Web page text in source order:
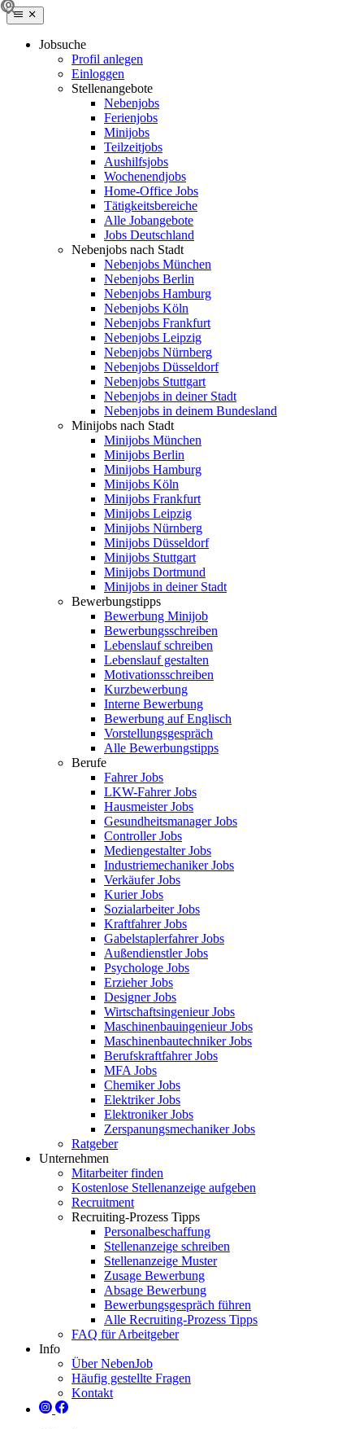
Jobsuche
Profil anlegen
Einloggen
Stellenangebote
Nebenjobs
Ferienjobs
Minijobs
Teilzeitjobs
Aushilfsjobs
Wochenendjobs
Home-Office Jobs
Tätigkeitsbereiche
Alle Jobangebote
Jobs Deutschland
Nebenjobs nach Stadt
Nebenjobs München
Nebenjobs Berlin
Nebenjobs Hamburg
Nebenjobs Köln
Nebenjobs Frankfurt
Nebenjobs Leipzig
Nebenjobs Nürnberg
Nebenjobs Düsseldorf
Nebenjobs Stuttgart
Nebenjobs in deiner Stadt
Nebenjobs in deinem Bundesland
Minijobs nach Stadt
Minijobs München
Minijobs Berlin
Minijobs Hamburg
Minijobs Köln
Minijobs Frankfurt
Minijobs Leipzig
Minijobs Nürnberg
Minijobs Düsseldorf
Minijobs Stuttgart
Minijobs Dortmund
Minijobs in deiner Stadt
Bewerbungstipps
Bewerbung Minijob
Bewerbungsschreiben
Lebenslauf schreiben
Lebenslauf gestalten
Motivationsschreiben
Kurzbewerbung
Interne Bewerbung
Bewerbung auf Englisch
Vorstellungsgespräch
Alle Bewerbungstipps
Berufe
Fahrer Jobs
LKW-Fahrer Jobs
Hausmeister Jobs
Gesundheitsmanager Jobs
Controller Jobs
Mediengestalter Jobs
Industriemechaniker Jobs
Verkäufer Jobs
Kurier Jobs
Sozialarbeiter Jobs
Kraftfahrer Jobs
Gabelstaplerfahrer Jobs
Außendienstler Jobs
Psychologe Jobs
Erzieher Jobs
Designer Jobs
Wirtschaftsingenieur Jobs
Maschinenbauingenieur Jobs
Maschinenbautechniker Jobs
Berufskraftfahrer Jobs
MFA Jobs
Chemiker Jobs
Elektriker Jobs
Elektroniker Jobs
Zerspanungsmechaniker Jobs
Ratgeber
Unternehmen
Mitarbeiter finden
Kostenlose Stellenanzeige aufgeben
Recruitment
Recruiting-Prozess Tipps
Personalbeschaffung
Stellenanzeige schreiben
Stellenanzeige Muster
Zusage Bewerbung
Absage Bewerbung
Bewerbungsgespräch führen
Alle Recruiting-Prozess Tipps
FAQ für Arbeitgeber
Info
Über NebenJob
Häufig gestellte Fragen
Kontakt